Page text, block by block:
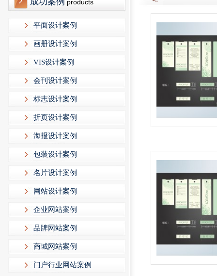
products
平面设计案例
画册设计案例
VIS设计案例
会刊设计案例
标志设计案例
折页设计案例
海报设计案例
包装设计案例
名片设计案例
网站设计案例
企业网站案例
品牌网站案例
商城网站案例
门户行业网站案例